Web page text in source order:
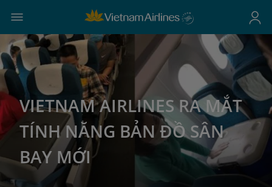
VIETNAM AIRLINES RA MẮT
TÍNH NĂNG BẢN ĐỒ SÂN
BAY MỚI